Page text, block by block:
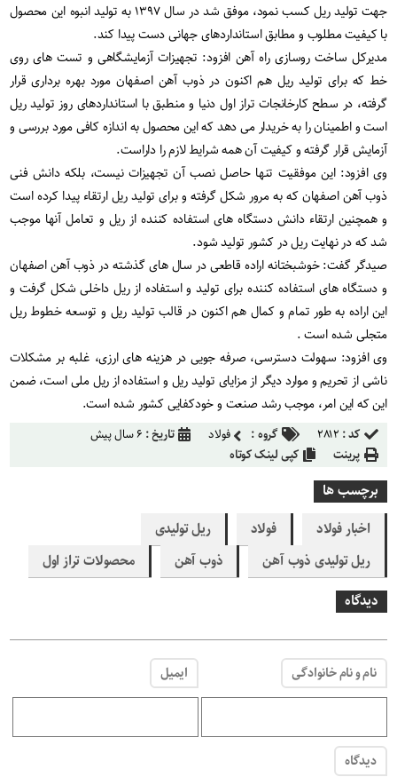
جهت تولید ریل کسب نمود، موفق شد در سال ۱۳۹۷ به تولید انبوه این محصول
با کیفیت مطلوب و مطابق استانداردهای جهانی دست پیدا کند.
مدیرکل ساخت روسازی راه آهن افزود: تجهیزات آزمایشگاهی و تست های روی
خط که برای تولید ریل هم اکنون در ذوب آهن اصفهان مورد بهره برداری قرار
گرفته، در سطح کارخانجات تراز اول دنیا و منطبق با استانداردهای روز تولید ریل
است و اطمینان را به خریدار می دهد که این محصول به اندازه کافی مورد بررسی و
آزمایش قرار گرفته و کیفیت آن همه شرایط لازم را داراست.
وی افزود: این موفقیت تنها حاصل نصب آن تجهیزات نیست، بلکه دانش فنی
ذوب آهن اصفهان که به مرور شکل گرفته و برای تولید ریل ارتقاء پیدا کرده است
و همچنین ارتقاء دانش دستگاه های استفاده کننده از ریل و تعامل آنها موجب
شد که در نهایت ریل در کشور تولید شود.
صیدگر گفت: خوشبختانه اراده قاطعی در سال های گذشته در ذوب آهن اصفهان
و دستگاه های استفاده کننده برای تولید و استفاده از ریل داخلی شکل گرفت و
این اراده به طور تمام و کمال هم اکنون در قالب تولید ریل و توسعه خطوط ریل
متجلی شده است .
وی افزود: سهولت دسترسی، صرفه جویی در هزینه های ارزی، غلبه بر مشکلات
ناشی از تحریم و موارد دیگر از مزایای تولید ریل و استفاده از ریل ملی است، ضمن
این که این امر، موجب رشد صنعت و خودکفایی کشور شده است.
کد : ۲۸۱۲ گروه : فولاد تاریخ : ۶ سال پیش
پرینت
کپی لینک کوتاه
برچسب ها
اخبار فولاد
فولاد
ریل تولیدی
ریل تولیدی ذوب آهن
ذوب آهن
محصولات تراز اول
دیدگاه
نام و نام خانوادگی ایمیل
دیدگاه